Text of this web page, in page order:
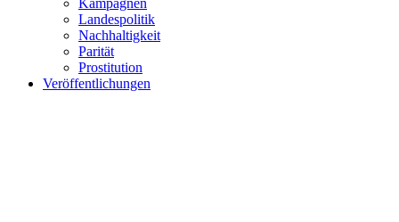
Kampagnen
Landespolitik
Nachhaltigkeit
Parität
Prostitution
Veröffentlichungen